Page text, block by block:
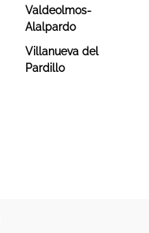
Valdeolmos-
Alalpardo
Villanueva del
Pardillo